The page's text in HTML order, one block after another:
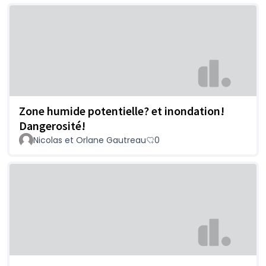
Zone humide potentielle? et inondation!
Dangerosité!
Nicolas et Orlane Gautreau 0